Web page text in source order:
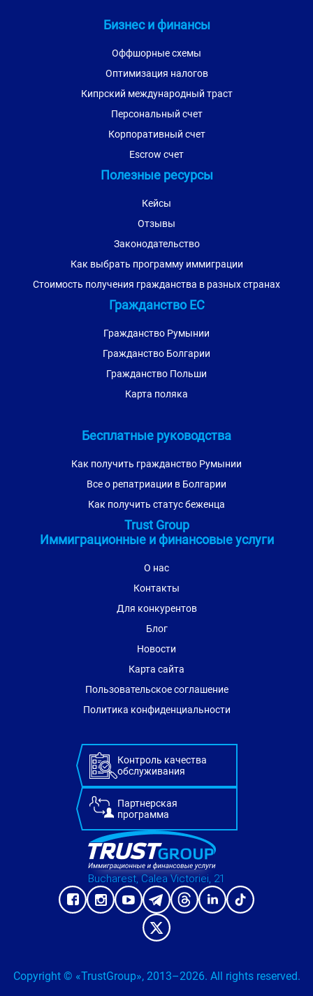
Бизнес и финансы
Оффшорные схемы
Оптимизация налогов
Кипрский международный траст
Персональный счет
Корпоративный счет
Escrow счет
Полезные ресурсы
Кейсы
Отзывы
Законодательство
Как выбрать программу иммиграции
Стоимость получения гражданства в разных странах
Гражданство ЕС
Гражданство Румынии
Гражданство Болгарии
Гражданство Польши
Карта поляка
Бесплатные руководства
Как получить гражданство Румынии
Все о репатриации в Болгарии
Как получить статус беженца
Trust Group
Иммиграционные и финансовые услуги
О нас
Контакты
Для конкурентов
Блог
Новости
Карта сайта
Пользовательское соглашение
Политика конфиденциальности
Bucharest, Calea Victoriei, 21
Контроль качества
обслуживания
Партнерская
программа
Copyright © «TrustGroup», 2013–2026. All rights reserved.